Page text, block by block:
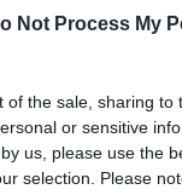
Not Process My
of the sale, sharing to
or sensitive
us, please use the
selection. Please